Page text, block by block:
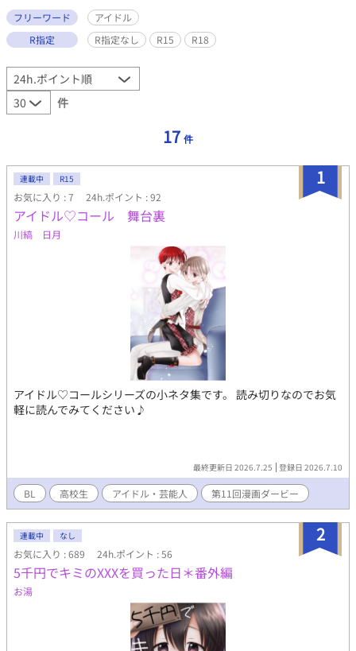
フリーワード
アイドル
R指定
R指定なし R15 R18
件
17 件
1
連載中 R15
お気に入り : 7 24h.ポイント : 92
アイドル♡コール 舞台裏
川縞 日月
アイドル♡コールシリーズの小ネタ集です。 読み切りなのでお気
軽に読んでみてください♪
最終更新日 2026.7.25 登録日 2026.7.10
BL 高校生 アイドル・芸能人 第11回漫画ダービー
2
連載中 なし
お気に入り : 689 24h.ポイント : 56
5千円でキミのXXXを買った日＊番外編
お湯